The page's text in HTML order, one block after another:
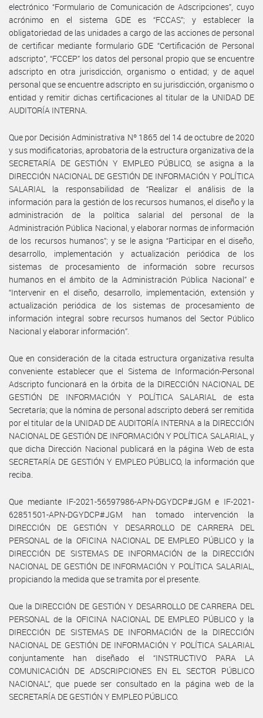
electrónico “Formulario de Comunicación de Adscripciones”, cuyo
acrónimo en el sistema GDE es “FCCAS”; y establecer la
obligatoriedad de las unidades a cargo de las acciones de personal
de certificar mediante formulario GDE “Certificación de Personal
adscripto”, “FCCEP” los datos del personal propio que se encuentre
adscripto en otra jurisdicción, organismo o entidad; y de aquel
personal que se encuentre adscripto en su jurisdicción, organismo o
entidad y remitir dichas certificaciones al titular de la UNIDAD DE
AUDITORÍA INTERNA.
Que por Decisión Administrativa Nº 1865 del 14 de octubre de 2020
y sus modificatorias, aprobatoria de la estructura organizativa de la
SECRETARÍA DE GESTIÓN Y EMPLEO PÚBLICO, se asigna a la
DIRECCIÓN NACIONAL DE GESTIÓN DE INFORMACIÓN Y POLÍTICA
SALARIAL la responsabilidad de “Realizar el análisis de la
información para la gestión de los recursos humanos, el diseño y la
administración de la política salarial del personal de la
Administración Pública Nacional, y elaborar normas de información
de los recursos humanos”; y se le asigna “Participar en el diseño,
desarrollo, implementación y actualización periódica de los
sistemas de procesamiento de información sobre recursos
humanos en el ámbito de la Administración Pública Nacional” e
“Intervenir en el diseño, desarrollo, implementación, extensión y
actualización periódica de los sistemas de procesamiento de
información integral sobre recursos humanos del Sector Público
Nacional y elaborar información”.
Que en consideración de la citada estructura organizativa resulta
conveniente establecer que el Sistema de Información-Personal
Adscripto funcionará en la órbita de la DIRECCIÓN NACIONAL DE
GESTIÓN DE INFORMACIÓN Y POLÍTICA SALARIAL de esta
Secretaría; que la nómina de personal adscripto deberá ser remitida
por el titular de la UNIDAD DE AUDITORÍA INTERNA a la DIRECCIÓN
NACIONAL DE GESTIÓN DE INFORMACIÓN Y POLÍTICA SALARIAL, y
que dicha Dirección Nacional publicará en la página Web de esta
SECRETARÍA DE GESTIÓN Y EMPLEO PÚBLICO, la información que
reciba.
Que mediante IF-2021-56597986-APN-DGYDCP#JGM e IF-2021-
62851501-APN-DGYDCP#JGM han tomado intervención la
DIRECCIÓN DE GESTIÓN Y DESARROLLO DE CARRERA DEL
PERSONAL de la OFICINA NACIONAL DE EMPLEO PÚBLICO y la
DIRECCIÓN DE SISTEMAS DE INFORMACIÓN de la DIRECCIÓN
NACIONAL DE GESTIÓN DE INFORMACIÓN Y POLÍTICA SALARIAL,
propiciando la medida que se tramita por el presente.
Que la DIRECCIÓN DE GESTIÓN Y DESARROLLO DE CARRERA DEL
PERSONAL de la OFICINA NACIONAL DE EMPLEO PÚBLICO y la
DIRECCIÓN DE SISTEMAS DE INFORMACIÓN de la DIRECCIÓN
NACIONAL DE GESTIÓN DE INFORMACIÓN Y POLÍTICA SALARIAL
conjuntamente han diseñado el “INSTRUCTIVO PARA LA
COMUNICACIÓN DE ADSCRIPCIONES EN EL SECTOR PÚBLICO
NACIONAL”, que puede ser consultado en la página web de la
SECRETARÍA DE GESTIÓN Y EMPLEO PÚBLICO.